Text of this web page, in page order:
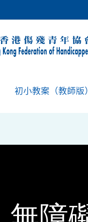
初小教案（教師版）